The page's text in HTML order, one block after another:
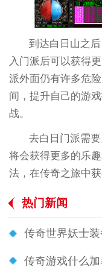
到达白日山之
入门派后可以获得
派外面仍有许多危
间，提升自己的游
战。
去白日门派需
将会获得更多的乐
法，在传奇之旅中获
热门新闻
传奇世界妖士
传奇游戏什么